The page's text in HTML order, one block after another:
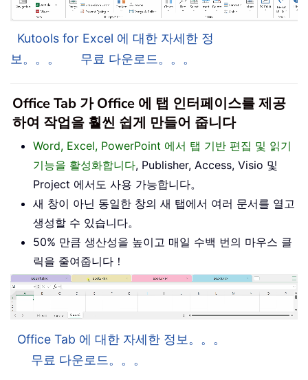
Kutools for Excel 에 대한 자세한 정
보。。。
무료 다운로드。。。
Office Tab 가 Office 에 탭 인터페이스를 제공
하여 작업을 훨씬 쉽게 만들어 줍니다
Word, Excel, PowerPoint 에서 탭 기반 편집 및 읽기
기능을 활성화합니다, Publisher, Access, Visio 및
Project 에서도 사용 가능합니다。
새 창이 아닌 동일한 창의 새 탭에서 여러 문서를 열고
생성할 수 있습니다。
50% 만큼 생산성을 높이고 매일 수백 번의 마우스 클
릭을 줄여줍니다！
Office Tab 에 대한 자세한 정보。。。
무료 다운로드。。。